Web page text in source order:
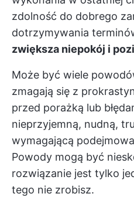
zdolność do dobrego
dotrzymywania
zwiększa niepokój i
Może być wiele
zmagają się z
przed porażką lub
nieprzyjemną, nudną,
wymagającą
Powody mogą być
rozwiązanie jest tylko
tego nie zrobisz.